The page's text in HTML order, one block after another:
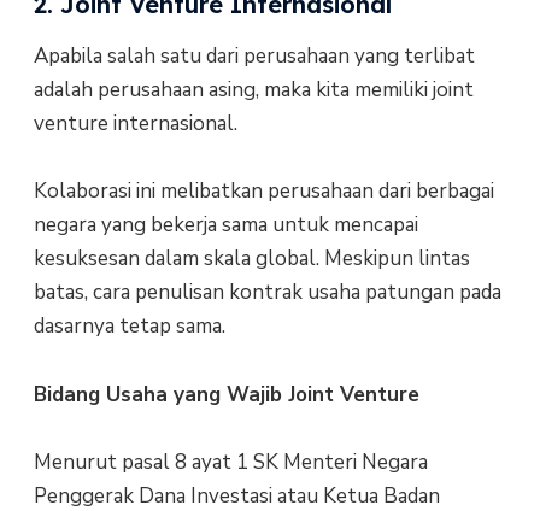
Apabila salah satu dari perusahaan yang terlibat
adalah perusahaan asing, maka kita memiliki joint
venture internasional.
Kolaborasi ini melibatkan perusahaan dari berbagai
negara yang bekerja sama untuk mencapai
kesuksesan dalam skala global. Meskipun lintas
batas, cara penulisan kontrak usaha patungan pada
dasarnya tetap sama.
Bidang Usaha yang Wajib Joint Venture
Menurut pasal 8 ayat 1 SK Menteri Negara
Penggerak Dana Investasi atau Ketua Badan